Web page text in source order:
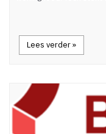
Lees verder »